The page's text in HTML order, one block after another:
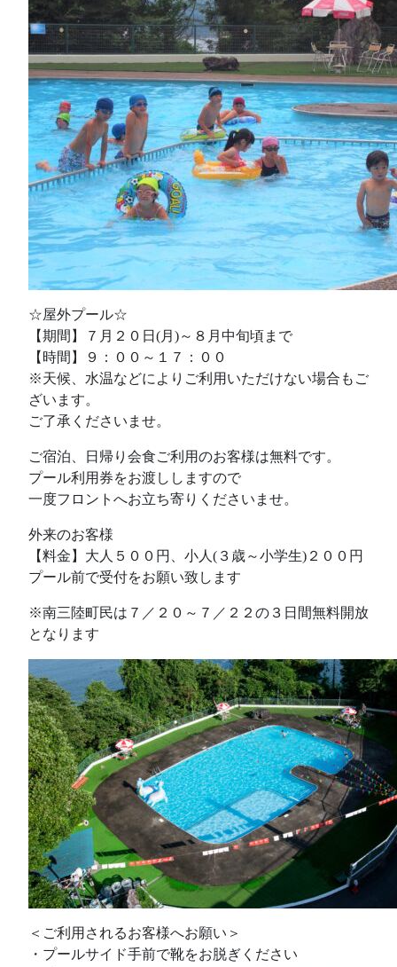
☆屋外プール☆
【期間】７月２０日(月)～８月中旬頃まで
【時間】９：００～１７：００
※天候、水温などによりご利用いただけない場合もご
ざいます。
ご了承くださいませ。
ご宿泊、日帰り会食ご利用のお客様は無料です。
プール利用券をお渡ししますので
一度フロントへお立ち寄りくださいませ。
外来のお客様
【料金】大人５００円、小人(３歳～小学生)２００円
プール前で受付をお願い致します
※南三陸町民は７／２０～７／２２の３日間無料開放
となります
＜ご利用されるお客様へお願い＞
・プールサイド手前で靴をお脱ぎください